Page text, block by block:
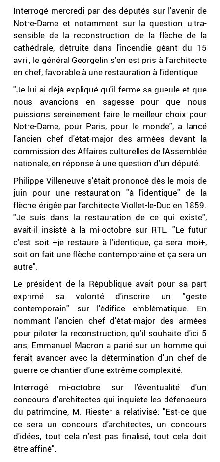
Interrogé mercredi par des députés sur l'avenir de
Notre-Dame et notamment sur la question ultra-
sensible de la reconstruction de la flèche de la
cathédrale, détruite dans l'incendie géant du 15
avril, le général Georgelin s'en est pris à l'architecte
en chef, favorable à une restauration à l'identique
"Je lui ai déjà expliqué qu'il ferme sa gueule et que
nous avancions en sagesse pour que nous
puissions sereinement faire le meilleur choix pour
Notre-Dame, pour Paris, pour le monde", a lancé
l'ancien chef d'état-major des armées devant la
commission des Affaires culturelles de l'Assemblée
nationale, en réponse à une question d'un député.
Philippe Villeneuve s'était prononcé dès le mois de
juin pour une restauration "à l'identique" de la
flèche érigée par l'architecte Viollet-le-Duc en 1859.
"Je suis dans la restauration de ce qui existe",
avait-il insisté à la mi-octobre sur RTL. "Le futur
c'est soit +je restaure à l'identique, ça sera moi+,
soit on fait une flèche contemporaine et ça sera un
autre".
Le président de la République avait pour sa part
exprimé sa volonté d'inscrire un "geste
contemporain" sur l'édifice emblématique. En
nommant l'ancien chef d’état-major des armées
pour piloter la reconstruction, qu'il souhaite d'ici 5
ans, Emmanuel Macron a parié sur un homme qui
ferait avancer avec la détermination d'un chef de
guerre ce chantier d'une extrême complexité.
Interrogé mi-octobre sur l'éventualité d'un
concours d'architectes qui inquiète les défenseurs
du patrimoine, M. Riester a relativisé: "Est-ce que
ce sera un concours d'architectes, un concours
d'idées, tout cela n'est pas finalisé, tout cela doit
être affiné".